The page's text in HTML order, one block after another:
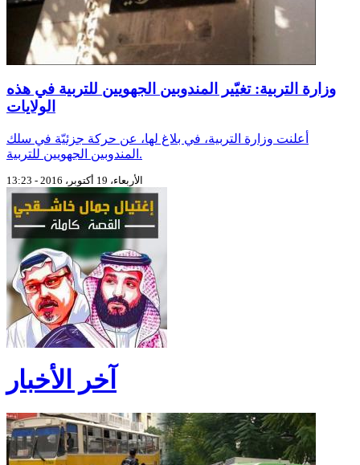
وزارة التربية: تغيّير المندوبين الجهويين للتربية في هذه
الولايات
أعلنت وزارة التربية، في بلاغ لها، عن حركة جزئيّة في سلك
المندوبين الجهويين للتربية.
الأربعاء، 19 أكتوبر، 2016 - 13:23
آخر الأخبار